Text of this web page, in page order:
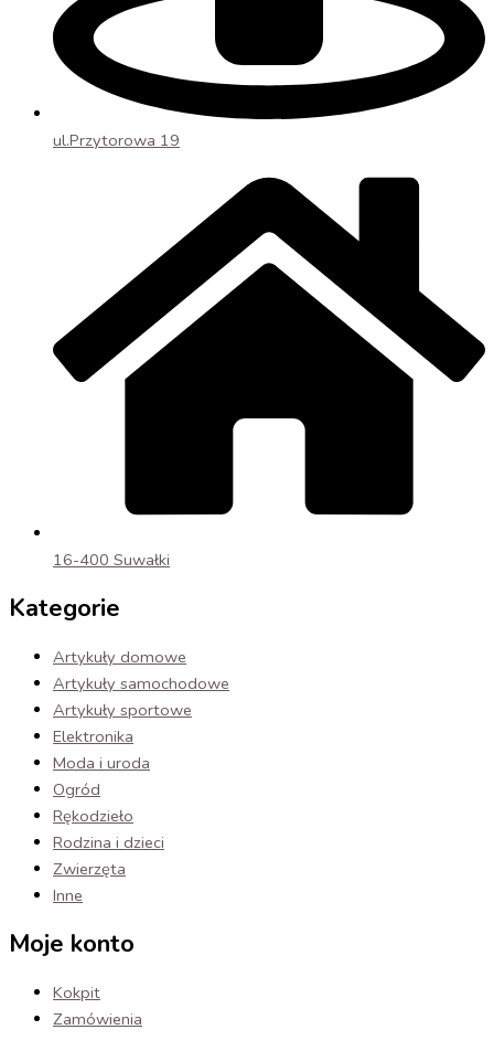
ul.Przytorowa 19
16-400 Suwałki
Kategorie
Artykuły domowe
Artykuły samochodowe
Artykuły sportowe
Elektronika
Moda i uroda
Ogród
Rękodzieło
Rodzina i dzieci
Zwierzęta
Inne
Moje konto
Kokpit
Zamówienia